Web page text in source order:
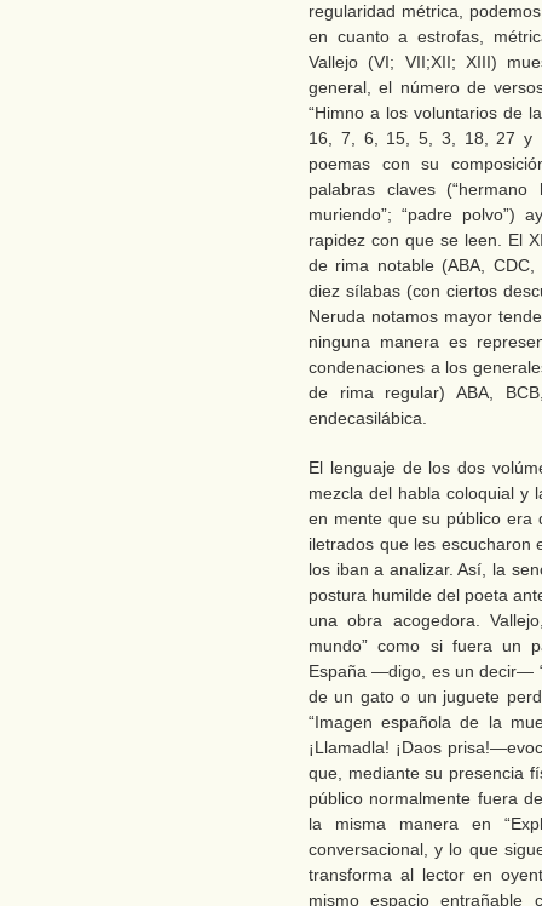
regularidad métrica,
en cuanto a estrofas,
Vallejo (VI; VII;XII; XIII)
general, el número de
“Himno a los voluntarios de
16, 7, 6, 15, 5, 3, 18, 27 y
poemas con su
palabras claves (“hermano
muriendo”; “padre polvo”)
rapidez con que se leen. El
de rima notable (ABA,
diez sílabas (con ciertos
Neruda notamos mayor
ninguna manera es
condenaciones a los
de rima regular) ABA,
endecasilábica.
El lenguaje de los dos
mezcla del habla coloquial y
en mente que su público era
iletrados que les escucharon
los iban a analizar. Así, la
postura humilde del poeta
una obra acogedora.
mundo” como si fuera un
España —digo, es un decir—
de un gato o un juguete
“Imagen española de la
¡Llamadla! ¡Daos
que, mediante su presencia
público normalmente fuera
la misma manera en
conversacional, y lo que
transforma al lector en
mismo espacio